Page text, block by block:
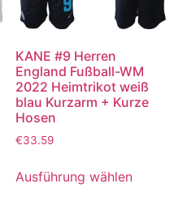
KANE #9 Herren
England Fußball-WM
2022 Heimtrikot weiß
blau Kurzarm + Kurze
Hosen
€33.59
Ausführung wählen